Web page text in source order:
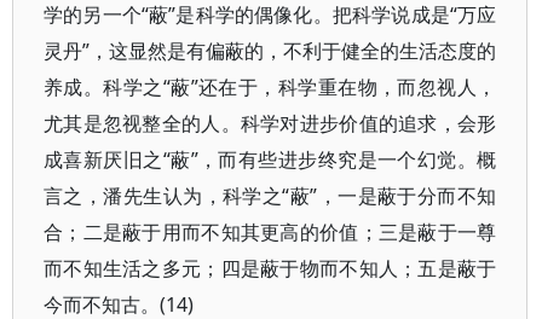
学的另一个“蔽”是科学的偶像化。把科学说成是“万应
灵丹”，这显然是有偏蔽的，不利于健全的生活态度的
养成。科学之“蔽”还在于，科学重在物，而忽视人，
尤其是忽视整全的人。科学对进步价值的追求，会形
成喜新厌旧之“蔽”，而有些进步终究是一个幻觉。概
言之，潘先生认为，科学之“蔽”，一是蔽于分而不知
合；二是蔽于用而不知其更高的价值；三是蔽于一尊
而不知生活之多元；四是蔽于物而不知人；五是蔽于
今而不知古。(14)